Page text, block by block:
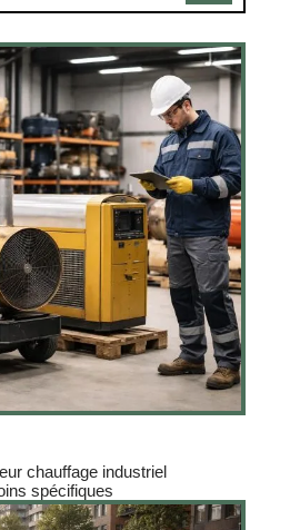
chauffage industriel
spécifiques